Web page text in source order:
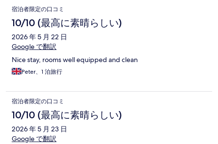
宿泊者限定の口コミ
10/10 (最高に素晴らしい)
2026 年 5 月 22 日
Google で翻訳
Nice stay, rooms well equipped and clean
Peter、1 泊旅行
宿泊者限定の口コミ
10/10 (最高に素晴らしい)
2026 年 5 月 23 日
Google で翻訳